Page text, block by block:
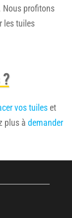
Nous profitons
les tuiles
vos tuiles et
plus à demander